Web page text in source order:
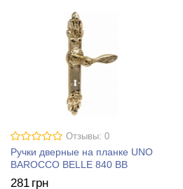
Отзывы: 0
Ручки дверные на планке UNO
BAROCCO BELLE 840 BB
281 грн